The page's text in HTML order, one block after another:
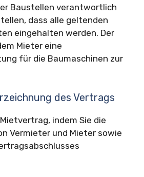
Baustellen verantwortlich
dass alle geltenden
eingehalten werden. Der
Mieter eine
für die Baumaschinen zur
des Vertrags
indem Sie die
Vermieter und Mieter sowie